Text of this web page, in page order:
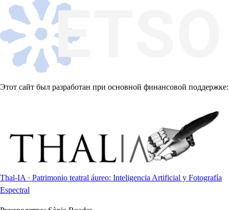
Этот сайт был разработан при основной финансовой поддержке:
Thal-IA · Patrimonio teatral áureo: Inteligencia Artificial y Fotografía
Espectral